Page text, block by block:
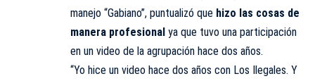
manejo “Gabiano”, puntualizó que hizo las cosas de
manera profesional ya que tuvo una participación
en un video de la agrupación hace dos años.
“Yo hice un video hace dos años con Los Ilegales. Y